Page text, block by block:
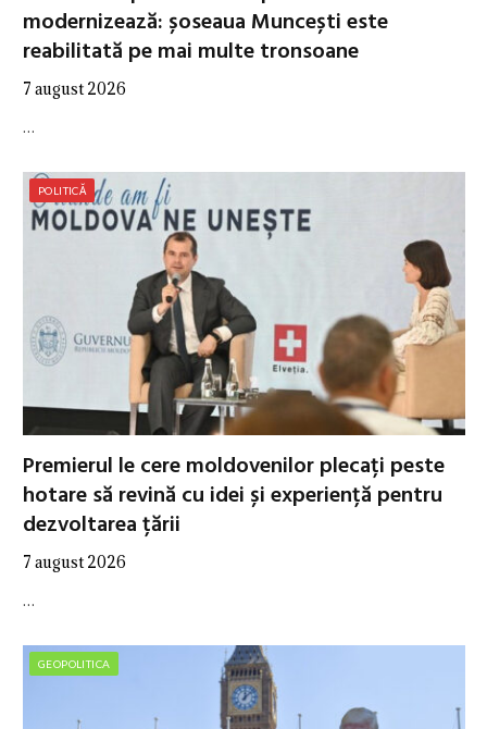
modernizează: șoseaua Muncești este
reabilitată pe mai multe tronsoane
7 august 2026
…
POLITICĂ
Premierul le cere moldovenilor plecați peste
hotare să revină cu idei și experiență pentru
dezvoltarea țării
7 august 2026
…
GEOPOLITICA